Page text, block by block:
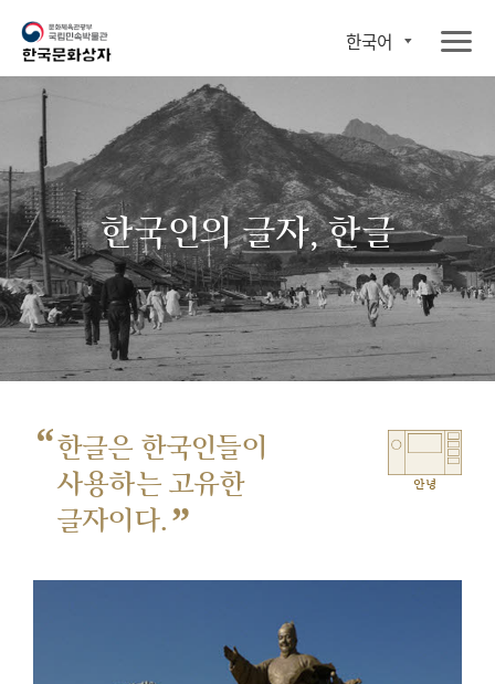
한국어
한국인의 글자, 한글
“한글은 한국인들이
사용하는 고유한
글자이다. ”
안녕